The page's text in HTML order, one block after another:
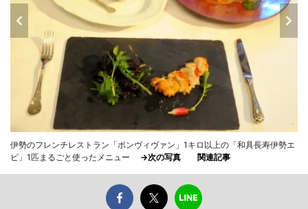
伊勢のフレンチレストラン「ボンヴィヴァン」1キロ以上の「和具長寿伊勢エ
ビ」1匹まるごと使ったメニュー
→次の写真 関連記事